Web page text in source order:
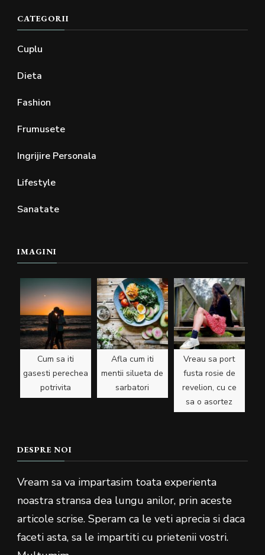
CATEGORII
Cuplu
Dieta
Fashion
Frumusete
Ingrijire Personala
Lifestyle
Sanatate
IMAGINI
Cum sa iti
gasesti perechea
potrivita
Afla cum iti
mentii silueta de
sarbatori
Vreau sa port
fusta rosie de
revelion, cu ce
sa o asortez
DESPRE NOI
Vream sa va impartasim toata experienta
noastra stransa dea lungu anilor, prin aceste
articole scrise. Speram ca le veti aprecia si daca
faceti asta, sa le impartiti cu prietenii vostri.